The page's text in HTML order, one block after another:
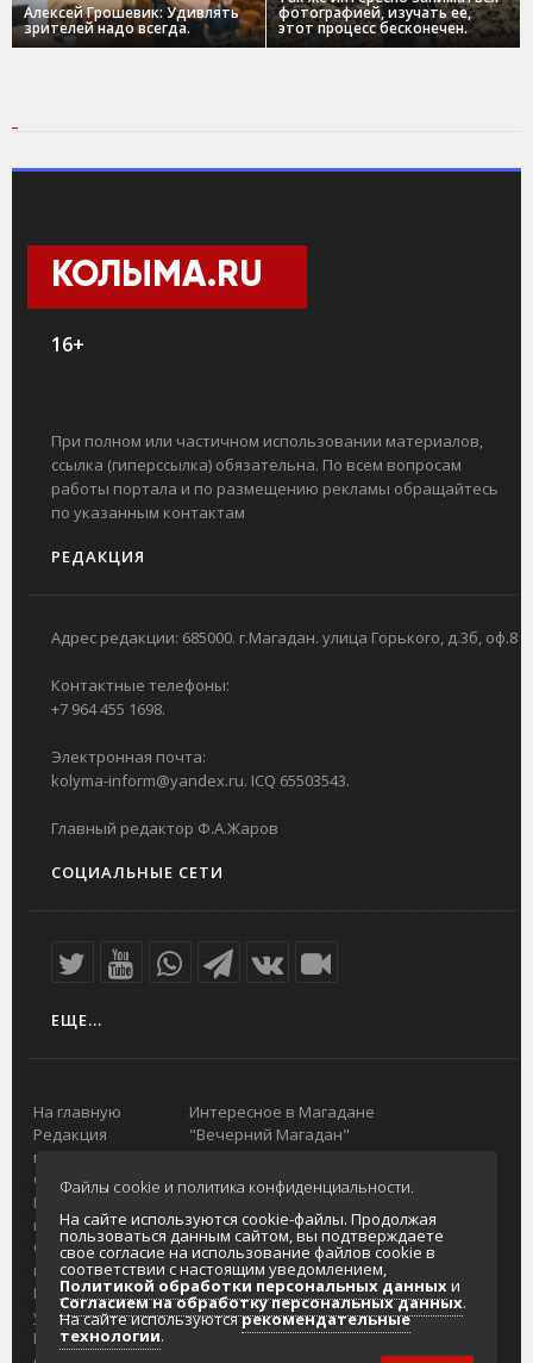
Алексей Грошевик: Удивлять
зрителей надо всегда.
фотографией, изучать ее,
этот процесс бесконечен.
КОЛЫМА.RU
16+
При полном или частичном использовании материалов,
ссылка (гиперссылка) обязательна. По всем вопросам
работы портала и по размещению рекламы обращайтесь
по указанным контактам
РЕДАКЦИЯ
Адрес редакции: 685000. г.Магадан. улица Горького, д.3б, оф.8
Контактные телефоны:
+7 964 455 1698.
Электронная почта:
kolyma-inform@yandex.ru. ICQ 65503543.
Главный редактор Ф.А.Жаров
СОЦИАЛЬНЫЕ СЕТИ
ЕЩЕ...
На главную
Редакция
портала
О проекте
Реклама на
портале
Отзывы и
предложения
Интернет-
услуги
Разработка
Интересное в Магадане
"Вечерний Магадан"
Городская доска объявлений
Реклама
Главный туристический портал
Колымы
Политика в отношении обработки
персональных данных
Согласие на обработку персональных
данных
Файлы cookie и политика конфиденциальности.
На сайте используются cookie-файлы. Продолжая
пользоваться данным сайтом, вы подтверждаете
свое согласие на использование файлов cookie в
соответствии с настоящим уведомлением,
Политикой обработки персональных данныхи
Согласием на обработку персональных данных.
На сайте используютсярекомендательные
технологии.